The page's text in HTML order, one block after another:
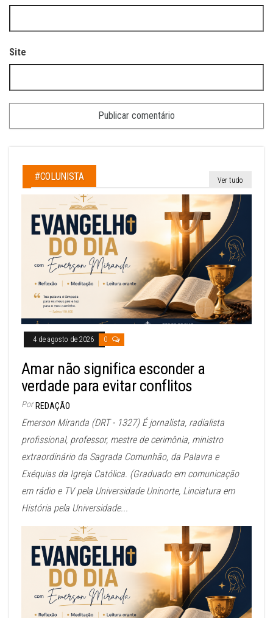
Site
#COLUNISTA Ver tudo
4 de agosto de 2026 0
Amar não significa esconder a
verdade para evitar conflitos
Por REDAÇÃO
Emerson Miranda (DRT - 1327) É jornalista, radialista
profissional, professor, mestre de cerimônia, ministro
extraordinário da Sagrada Comunhão, da Palavra e
Exéquias da Igreja Católica. (Graduado em comunicação
em rádio e TV pela Universidade Uninorte, Linciatura em
História pela Universidade...